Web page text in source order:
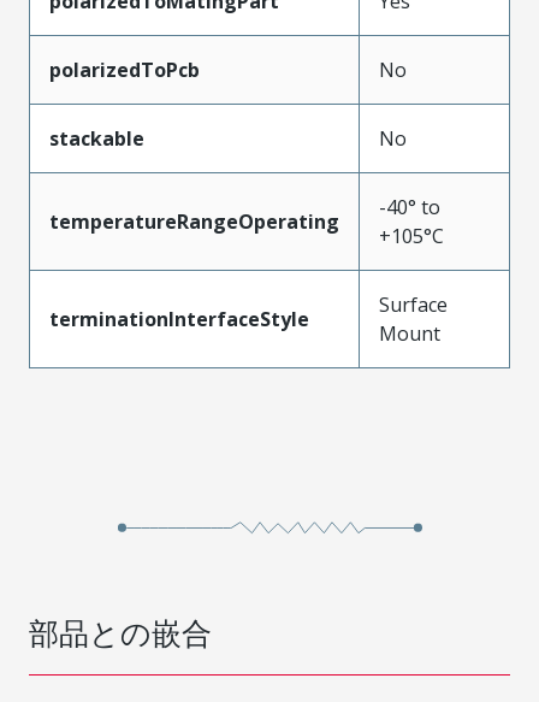
polarizedToPcb No
stackable No
temperatureRangeOperating
-40° to
+105°C
terminationInterfaceStyle
Surface
Mount
部品との嵌合